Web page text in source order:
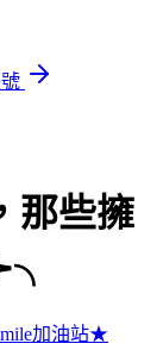
那些擁
加油站★